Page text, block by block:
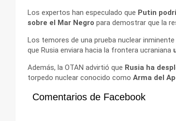
Los expertos han especulado que Putin
sobre el Mar Negro para demostrar que la
Los temores de una prueba nuclear
que Rusia enviara hacia la frontera ucraniana
Además, la OTAN advirtió que Rusia ha
torpedo nuclear conocido como Arma del
Comentarios de Facebook